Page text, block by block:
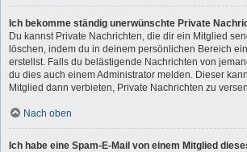
Ich bekomme ständig unerwünschte Private
Du kannst Private Nachrichten, die dir ein Mitglied
löschen, indem du in deinem persönlichen Bereich
erstellst. Falls du belästigende Nachrichten von
du dies auch einem Administrator melden. Dieser
Mitglied dann verbieten, Private Nachrichten zu
Nach oben
Ich habe eine Spam-E-Mail von einem Mitglied